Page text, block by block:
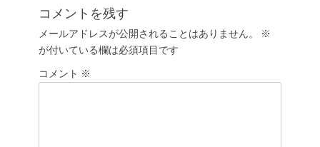
ー
シ
ョ
ン
投
コメントを残す
メールアドレスが公開されることはありません。
※
が付いている欄は必須項目です
コメント ※